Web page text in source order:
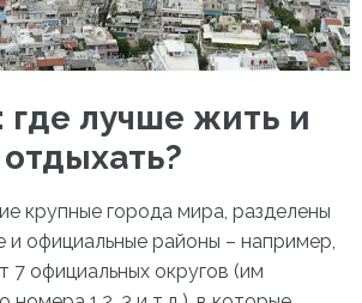
лучше жить и
отдыхать?
крупные города мира, разделены
и официальные районы – например,
7 официальных округов (им